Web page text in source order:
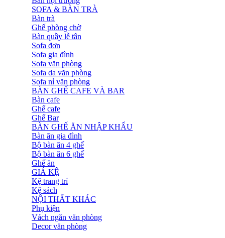
SOFA & BÀN TRÀ
Bàn trà
Ghế phòng chờ
Bàn quầy lễ tân
Sofa đơn
Sofa gia đình
Sofa văn phòng
Sofa da văn phòng
Sofa nỉ văn phòng
BÀN GHẾ CAFE VÀ BAR
Bàn cafe
Ghế cafe
Ghế Bar
BÀN GHẾ ĂN NHẬP KHẨU
Bàn ăn gia đình
Bộ bàn ăn 4 ghế
Bộ bàn ăn 6 ghế
Ghế ăn
GIÁ KỆ
Kệ trang trí
Kệ sách
NỘI THẤT KHÁC
Phụ kiện
Vách ngăn văn phòng
Decor văn phòng